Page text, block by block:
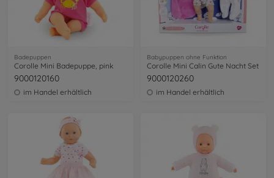
Badepuppen
Corolle Mini Badepuppe, pink
9000120160
im Handel erhältlich
Babypuppen ohne Funktion
Corolle Mini Calin Gute Nacht Set
9000120260
im Handel erhältlich